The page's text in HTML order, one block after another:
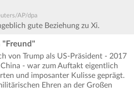
AP/dpa
gute Beziehung zu Xi.
"Freund"
von Trump als US-Präsident - 2017
- war zum Auftakt eigentlich
und imposanter Kulisse geprägt.
Ehren an der Großen